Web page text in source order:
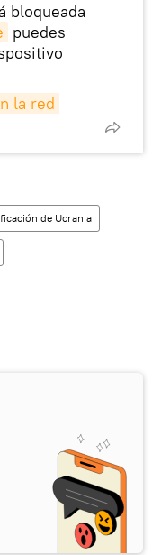
bloqueada
puedes
la red
de Ucrania